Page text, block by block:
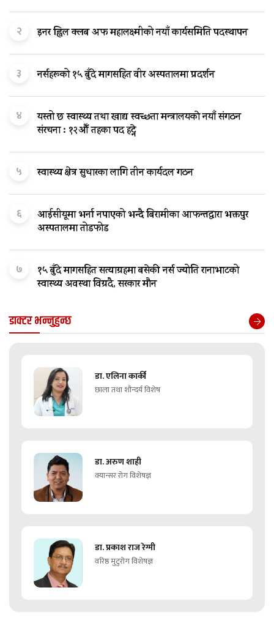
२ इनर ह्विल क्लब अफ महालक्ष्मीको नयाँ कार्यसमिति पदस्थापन
३ नर्सहरूको १५ बुँदे मागसहित वीर अस्पतालमा प्रदर्शन
४
यस्तो छ स्वास्थ्य तथा खाद्य स्वच्छता मन्त्रालयकाे नयाँ संगठन
संरचना : १२औँ तहका पद हट्ने
५ स्वास्थ्य क्षेत्र सुधारका लागि तीन कार्यदल गठन
६
आईसीयूमा भर्ना नपाएको भन्दै बिरामीका आफन्तद्वारा भक्तपुर
अस्पतालमा तोडफोड
७
१५ बुँदे मागसहित सत्याग्रहमा बसेकी नर्स ज्योति रानाभाटको
स्वास्थ्य अवस्था विग्रदै, सरकार मौन
डाक्टर भन्नुहुन्छ
डा. एलिना कार्की
छाला तथा शौन्दर्य विशेष
डा. अरुण शाही
क्यान्सर रोग विशेषज्ञ
डा. प्रकाश राज रेग्मी
वरिष्ठ मुटुरोग विशेषज्ञ